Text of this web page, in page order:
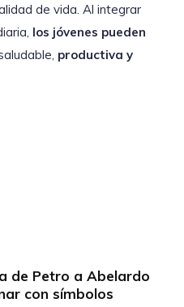
de vida. Al integrar
los jóvenes pueden
productiva y
de Petro a Abelardo
con símbolos